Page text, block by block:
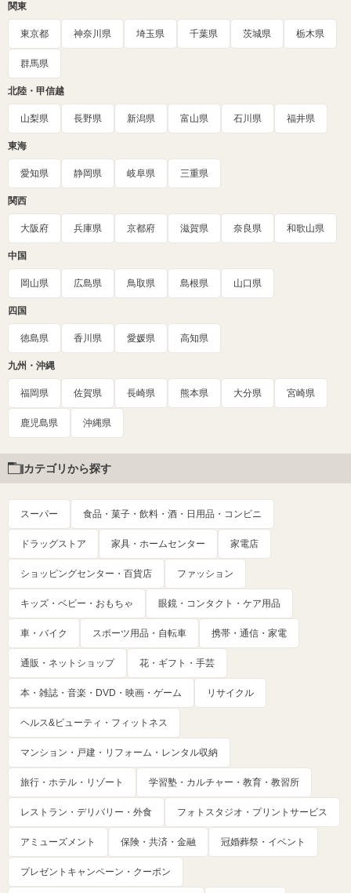
関東
東京都 神奈川県 埼玉県 千葉県 茨城県 栃木県
群馬県
北陸・甲信越
山梨県 長野県 新潟県 富山県 石川県 福井県
東海
愛知県 静岡県 岐阜県 三重県
関西
大阪府 兵庫県 京都府 滋賀県 奈良県 和歌山県
中国
岡山県 広島県 鳥取県 島根県 山口県
四国
徳島県 香川県 愛媛県 高知県
九州・沖縄
福岡県 佐賀県 長崎県 熊本県 大分県 宮崎県
鹿児島県 沖縄県
カテゴリから探す
スーパー 食品・菓子・飲料・酒・日用品・コンビニ
ドラッグストア 家具・ホームセンター 家電店
ショッピングセンター・百貨店 ファッション
キッズ・ベビー・おもちゃ 眼鏡・コンタクト・ケア用品
車・バイク スポーツ用品・自転車 携帯・通信・家電
通販・ネットショップ 花・ギフト・手芸
本・雑誌・音楽・DVD・映画・ゲーム リサイクル
ヘルス&ビューティ・フィットネス
マンション・戸建・リフォーム・レンタル収納
旅行・ホテル・リゾート 学習塾・カルチャー・教育・教習所
レストラン・デリバリー・外食 フォトスタジオ・プリントサービス
アミューズメント 保険・共済・金融 冠婚葬祭・イベント
プレゼントキャンペーン・クーポン